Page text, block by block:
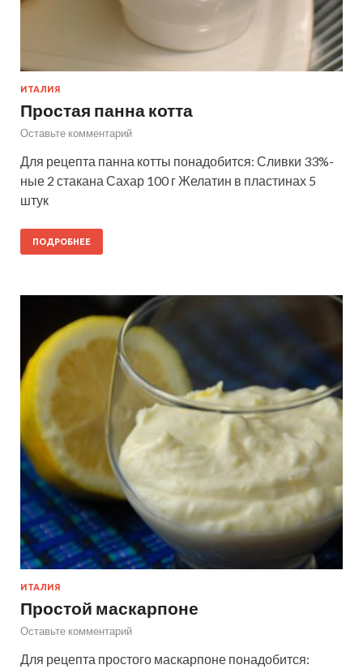
ИТАЛИЯ
Простая панна котта
Оставьте комментарий
Для рецепта панна котты понадобится: Сливки 33%-
ные 2 стакана Сахар 100 г Желатин в пластинах 5
штук
ПОДРОБНЕЕ
ИТАЛИЯ
Простой маскарпоне
Оставьте комментарий
Для рецепта простого маскарпоне понадобится: